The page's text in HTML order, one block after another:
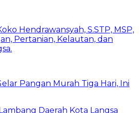
Pangan Murah Tiga Hari, Ini